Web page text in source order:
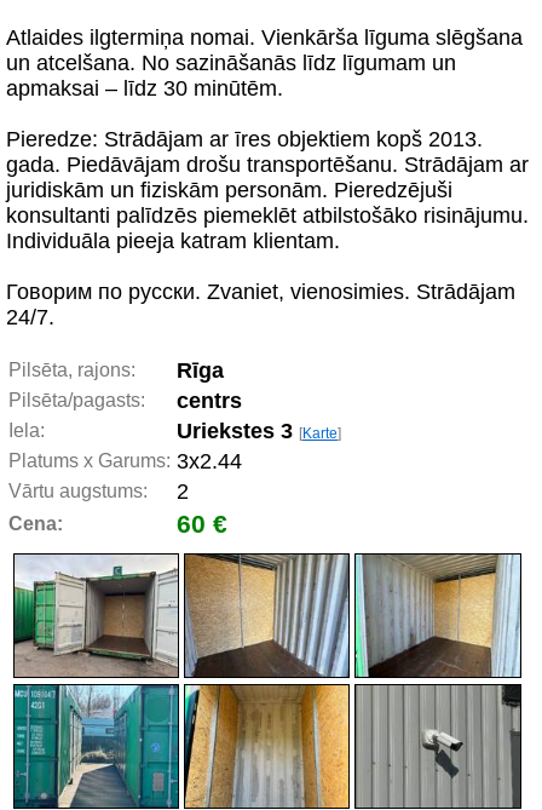
Atlaides ilgtermiņa nomai. Vienkārša līguma slēgšana
un atcelšana. No sazināšanās līdz līgumam un
apmaksai – līdz 30 minūtēm.
Pieredze: Strādājam ar īres objektiem kopš 2013.
gada. Piedāvājam drošu transportēšanu. Strādājam ar
juridiskām un fiziskām personām. Pieredzējuši
konsultanti palīdzēs piemeklēt atbilstošāko risinājumu.
Individuāla pieeja katram klientam.
Говорим по русски. Zvaniet, vienosimies. Strādājam
24/7.
Pilsēta, rajons: Rīga
Pilsēta/pagasts: centrs
Iela: Uriekstes 3 [Karte]
Platums x Garums: 3x2.44
Vārtu augstums: 2
Cena: 60 €